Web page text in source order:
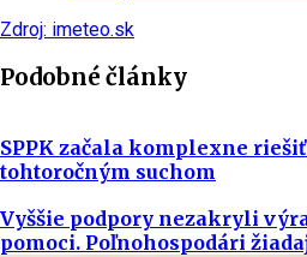
Zdroj: imeteo.sk
Podobné články
SPPK začala komplexne
tohtoročným suchom
Vyššie podpory nezakryli
pomoci. Poľnohospodári